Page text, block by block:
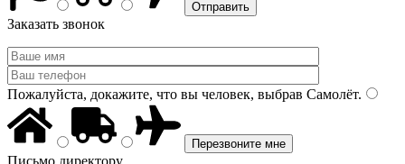
Заказать звонок
Пожалуйста, докажите, что вы человек, выбрав Самолёт.
Письмо директору